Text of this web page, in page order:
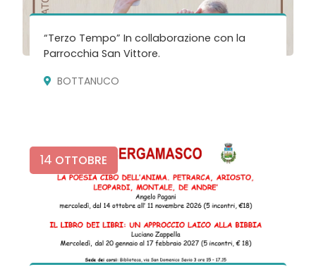
“Terzo Tempo” In collaborazione con la
Parrocchia San Vittore.
BOTTANUCO
14 OTTOBRE